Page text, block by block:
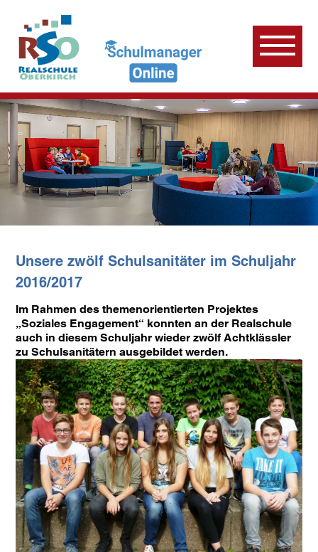
Unsere zwölf Schulsanitäter im Schuljahr
2016/2017
Im Rahmen des themenorientierten Projektes
„Soziales Engagement“ konnten an der Realschule
auch in diesem Schuljahr wieder zwölf Achtklässler
zu Schulsanitätern ausgebildet werden.